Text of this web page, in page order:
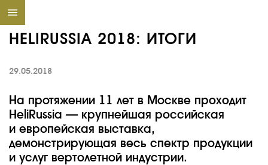
HELIRUSSIA 2018: ИТОГИ
29.05.2018
На протяжении 11 лет в Москве проходит
HeliRussia — крупнейшая российская
и европейская выставка,
демонстрирующая весь спектр продукции
и услуг вертолетной индустрии.